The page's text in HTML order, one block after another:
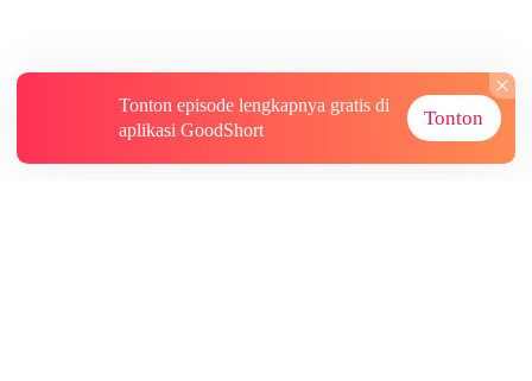
Tonton episode lengkapnya gratis di
aplikasi GoodShort
Tonton